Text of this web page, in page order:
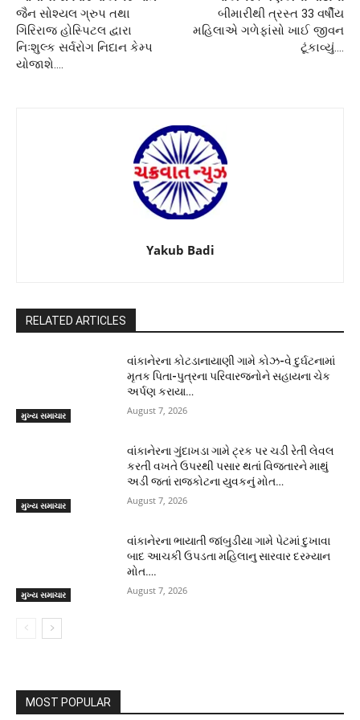
જૈન સોશ્યલ ગ્રુપ તથા
ગિરિરાજ હોસ્પિટલ દ્વારા
નિઃશુલ્ક સર્વરોગ નિદાન કેમ્પ
યોજાશે….
બીમારીથી ત્રસ્ત 33 વર્ષીય
મહિલાએ ગળેફાંસો ખાઈ જીવન
ટૂંકાવ્યું….
Yakub Badi
RELATED ARTICLES
મુખ્ય સમાચાર
વાંકાનેરના કોટડાનાયાણી ગામે કોઝ-વે દુર્ઘટનામાં
મૃતક પિતા-પુત્રના પરિવારજનોને સહાયના ચેક
અર્પણ કરાયા…
August 7, 2026
મુખ્ય સમાચાર
વાંકાનેરના ગુંદાખડા ગામે ટ્રક પર ચડી રેતી લેવલ
કરતી વખતે ઉપરથી પસાર થતાં વિજતારને માથું
અડી જતાં રાજકોટના યુવકનું મોત…
August 7, 2026
મુખ્ય સમાચાર
વાંકાનેરના ભાયાતી જાંબુડીયા ગામે પેટમાં દુખાવા
બાદ આચકી ઉપડતા મહિલાનુ સારવાર દરમ્યાન
મોત….
August 7, 2026
MOST POPULAR